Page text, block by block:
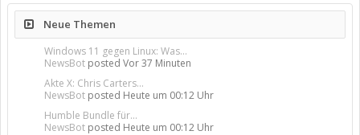
Neue Themen
Windows 11 gegen Linux: Was...
NewsBot posted Vor 37 Minuten
Akte X: Chris Carters...
NewsBot posted Heute um 00:12 Uhr
Humble Bundle für...
NewsBot posted Heute um 00:12 Uhr